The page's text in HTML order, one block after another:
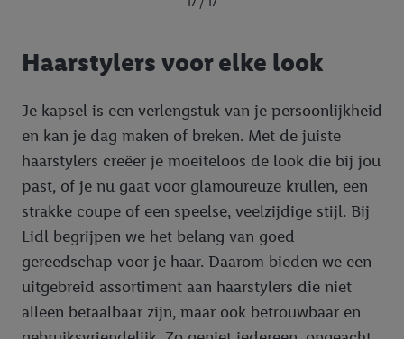
Haarstylers voor elke look
Je kapsel is een verlengstuk van je persoonlijkheid
en kan je dag maken of breken. Met de juiste
haarstylers creëer je moeiteloos de look die bij jou
past, of je nu gaat voor glamoureuze krullen, een
strakke coupe of een speelse, veelzijdige stijl. Bij
Lidl begrijpen we het belang van goed
gereedschap voor je haar. Daarom bieden we een
uitgebreid assortiment aan haarstylers die niet
alleen betaalbaar zijn, maar ook betrouwbaar en